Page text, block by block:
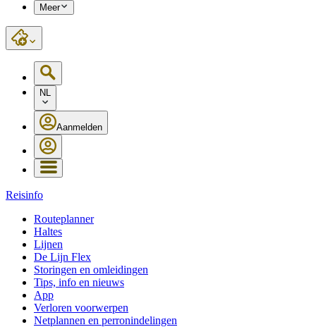
Meer
NL
Aanmelden
Reisinfo
Routeplanner
Haltes
Lijnen
De Lijn Flex
Storingen en omleidingen
Tips, info en nieuws
App
Verloren voorwerpen
Netplannen en perronindelingen